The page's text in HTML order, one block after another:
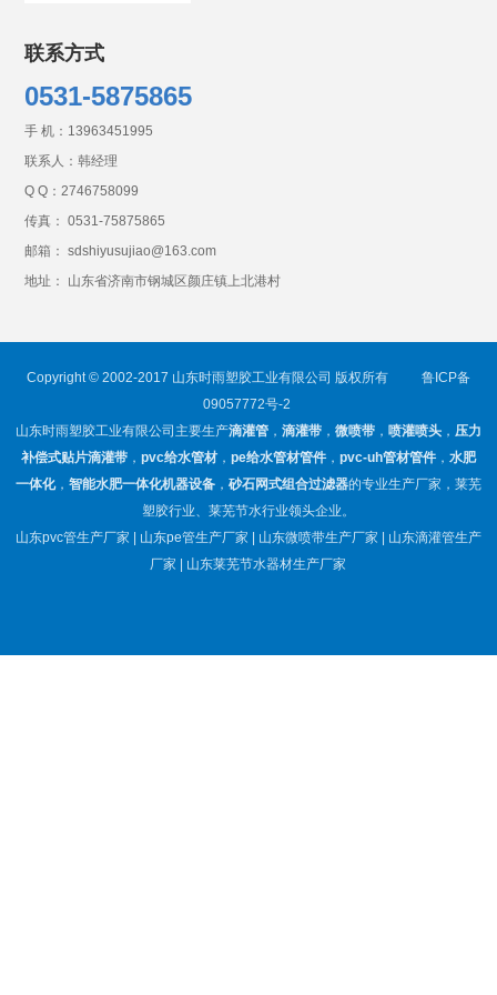
联系方式
0531-5875865
手 机： 13963451995
联系人：韩经理
Q Q： 2746758099
传真： 0531-75875865
邮箱： sdshiyusujiao@163.com
地址： 山东省济南市钢城区颜庄镇上北港村
Copyright © 2002-2017 山东时雨塑胶工业有限公司 版权所有
鲁ICP备
09057772号-2
山东时雨塑胶工业有限公司主要生产滴灌管， 滴灌带， 微喷带， 喷灌喷头， 压力
补偿式贴片滴灌带， pvc给水管材， pe给水管材管件， pvc-uh管材管件， 水肥
一体化， 智能水肥一体化机器设备， 砂石网式组合过滤器的专业生产厂家，莱芜
塑胶行业、莱芜节水行业领头企业。
山东pvc管生产厂家 | 山东pe管生产厂家 | 山东微喷带生产厂家 | 山东滴灌管生产
厂家 | 山东莱芜节水器材生产厂家